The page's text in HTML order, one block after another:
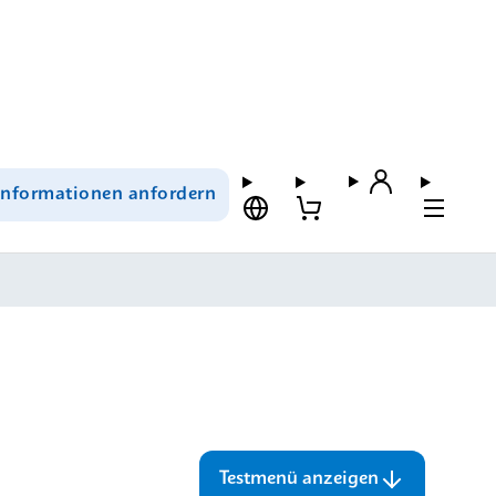
Informationen anfordern
Testmenü anzeigen